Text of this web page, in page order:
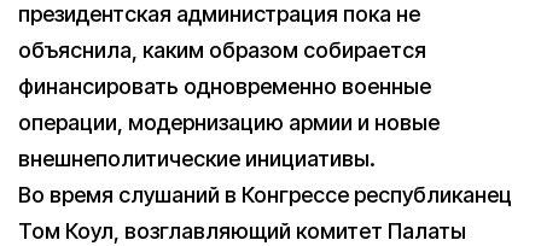
президентская администрация пока не
объяснила, каким образом собирается
финансировать одновременно военные
операции, модернизацию армии и новые
внешнеполитические инициативы.
Во время слушаний в Конгрессе республиканец
Том Коул, возглавляющий комитет Палаты